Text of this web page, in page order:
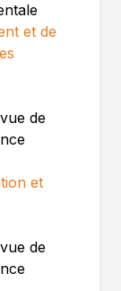
et de
de
et
de